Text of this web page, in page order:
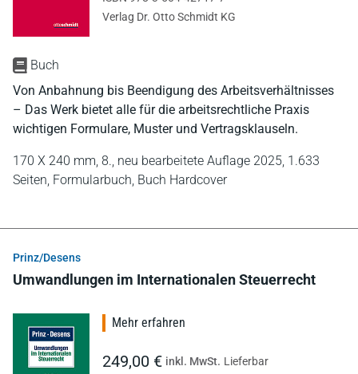
Buch
Von Anbahnung bis Beendigung des Arbeitsverhältnisses
– Das Werk bietet alle für die arbeitsrechtliche Praxis
wichtigen Formulare, Muster und Vertragsklauseln.
170 X 240 mm, 8., neu bearbeitete Auflage 2025, 1.633
Seiten, Formularbuch, Buch Hardcover
Verlag Dr. Otto Schmidt KG
Prinz/Desens
Umwandlungen im Internationalen Steuerrecht
Mehr erfahren
249,00 € inkl. MwSt. Lieferbar